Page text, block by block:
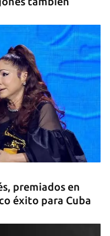
premiados en
éxito para Cuba